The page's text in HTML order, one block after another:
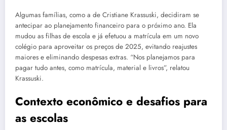
Algumas famílias, como a de Cristiane Krassuski, decidiram se
antecipar ao planejamento financeiro para o próximo ano. Ela
mudou as filhas de escola e já efetuou a matrícula em um novo
colégio para aproveitar os preços de 2025, evitando reajustes
maiores e eliminando despesas extras. “Nos planejamos para
pagar tudo antes, como matrícula, material e livros”, relatou
Krassuski.
Contexto econômico e desafios para
as escolas